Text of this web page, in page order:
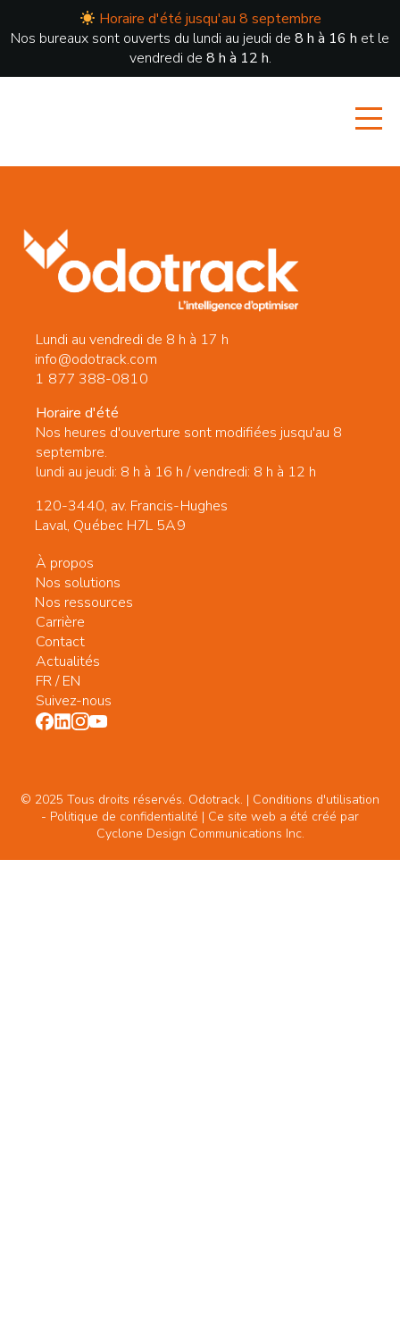
Horaire d'été jusqu'au 8 septembre
Nos bureaux sont ouverts du lundi au jeudi de 8 h à 16 h et le
vendredi de 8 h à 12 h.
Lundi au vendredi de 8 h à 17 h
info@odotrack.com
1 877 388-0810
Horaire d'été
Nos heures d'ouverture sont modifiées jusqu'au 8
septembre.
lundi au jeudi: 8 h à 16 h / vendredi: 8 h à 12 h
120-3440, av. Francis-Hughes
Laval, Québec H7L 5A9
À propos
Nos solutions
Nos ressources
Carrière
Contact
Actualités
FR/EN
Suivez-nous
© 2025 Tous droits réservés. Odotrack. | Conditions d'utilisation
- Politique de confidentialité | Ce site web a été créé par
Cyclone Design Communications Inc.